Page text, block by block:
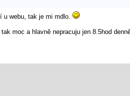
webu, tak je mi mdlo.
moc a hlavně nepracuju jen 8.5hod